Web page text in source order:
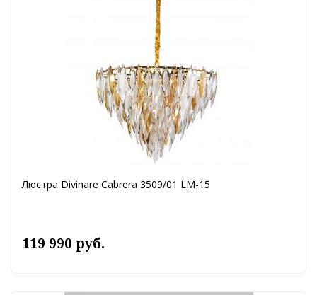
Люстра Divinare Cabrera 3509/01 LM-15
119 990 руб.